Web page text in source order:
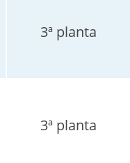
3ª planta
3ª planta